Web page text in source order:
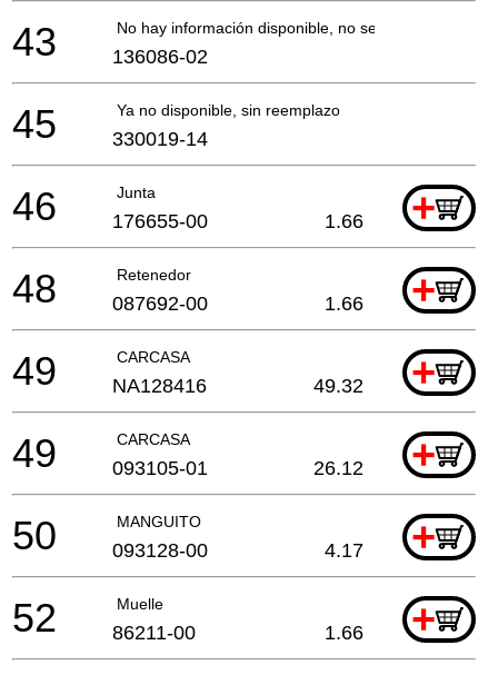
No hay información disponible, no se puede pedir
43 136086-02
Ya no disponible, sin reemplazo
45 330019-14
Junta +
46 176655-00 1.66
Retenedor +
48 087692-00 1.66
CARCASA +
49 NA128416 49.32
CARCASA +
49 093105-01 26.12
MANGUITO +
50 093128-00 4.17
Muelle +
52 86211-00 1.66